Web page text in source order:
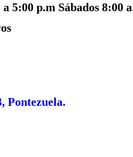
5:00 p.m Sábados 8:00
Pontezuela.